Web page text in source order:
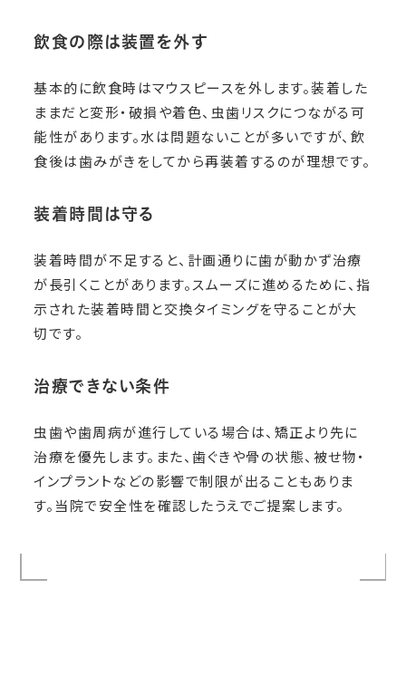
飲食の際は装置を外す
基本的に飲食時はマウスピースを外します。装着した
ままだと変形・破損や着色、虫歯リスクにつながる可
能性があります。水は問題ないことが多いですが、飲
食後は歯みがきをしてから再装着するのが理想です。
装着時間は守る
装着時間が不足すると、計画通りに歯が動かず治療
が長引くことがあります。スムーズに進めるために、指
示された装着時間と交換タイミングを守ることが大
切です。
治療できない条件
虫歯や歯周病が進行している場合は、矯正より先に
治療を優先します。また、歯ぐきや骨の状態、被せ物・
インプラントなどの影響で制限が出ることもありま
す。当院で安全性を確認したうえでご提案します。